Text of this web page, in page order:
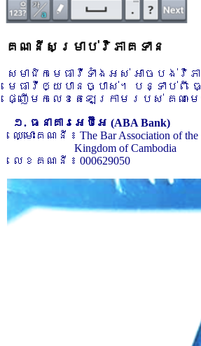
គណនីសម្រាប់វិភាគទាន
សមាជិកមេធាវីទាំងអស់ អាចបង់វិ
មេធាវីឲ្យបានច្បាស់។ បន្ទាប់
ផ្ញើមកលេខតេឡេក្រាមរបស់ គណៈមេ
១. ធនាគារអេប៊ីអេ (ABA Bank)
ឈ្មោះគណនី ៖ The Bar Association of the
Kingdom of Cambodia
លេខគណនី ៖ 000629050